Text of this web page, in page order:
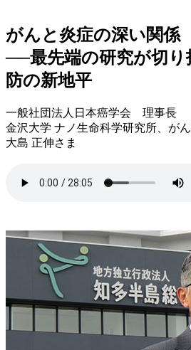
がんと炎症の深い関係
──最先端の研究が切り
防の新地平
一般社団法人日本癌学会 理事長
金沢大学 ナノ生命科学研究所、が
大島 正伸さま